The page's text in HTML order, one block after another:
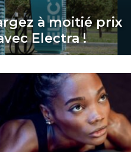
à moitié prix
Electra !